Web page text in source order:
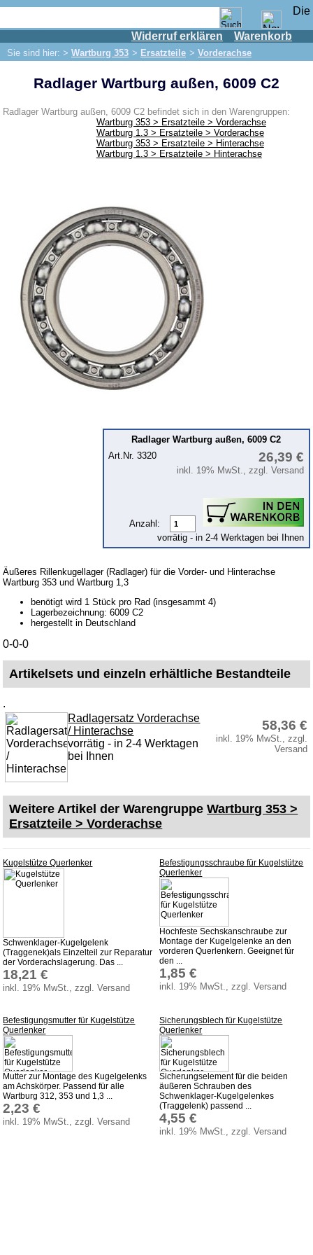
Widerruf erklären Warenkorb
Sie sind hier: > Wartburg 353 > Ersatzteile > Vorderachse
IFA Motor
IFA-Fahrzeuge
Trabant 1.1
Wartburg 353
Bremsen
Elektrik
Beleuchtung
Kühlsystem
Kupplung
Zündung
Vorderachse
Glasscheiben & Gummiprofile
Zubehör
Tuningteile
Barkas B 1000
Kugelgelenke, Zubehör
Skoda
Anhänger
Sonderanfertigungen
Glühlampen
KFZ-Leitungen & Zubehör
Werkstattbedarf
Vergaserdüsen
Pflegeprodukte
Wälzlager
Service
Datenschutz
Batterierücknahme
Downloads
Versandkosten
Webtipps
Impressum
Produktindex
Radlager Wartburg außen, 6009 C2
Radlager Wartburg außen, 6009 C2 befindet sich in den Warengruppen:
Wartburg 353 > Ersatzteile > Vorderachse
Wartburg 1.3 > Ersatzteile > Vorderachse
Wartburg 353 > Ersatzteile > Hinterachse
Wartburg 1.3 > Ersatzteile > Hinterachse
Radlager Wartburg außen, 6009 C2
Art.Nr. 3320
26,39 €
inkl. 19% MwSt., zzgl. Versand
Anzahl:
vorrätig - in 2-4 Werktagen bei Ihnen
Äußeres Rillenkugellager (Radlager) für die Vorder- und Hinterachse
Wartburg 353 und Wartburg 1,3
benötigt wird 1 Stück pro Rad (insgesammt 4)
Lagerbezeichnung: 6009 C2
hergestellt in Deutschland
0-0-0
Artikelsets und einzeln erhältliche Bestandteile
.
Radlagersatz Vorderachse
/ Hinterachse
vorrätig - in 2-4 Werktagen
bei Ihnen
58,36 €
inkl. 19% MwSt., zzgl.
Versand
Weitere Artikel der WarengruppeWartburg 353 >
Ersatzteile > Vorderachse
Kugelstütze Querlenker
Schwenklager-Kugelgelenk
(Traggenek)als Einzelteil zur Reparatur
der Vorderachslagerung. Das ...
18,21 €
inkl. 19% MwSt., zzgl. Versand
Befestigungsschraube für Kugelstütze
Querlenker
Hochfeste Sechskanschraube zur
Montage der Kugelgelenke an den
vorderen Querlenkern. Geeignet für
den ...
1,85 €
inkl. 19% MwSt., zzgl. Versand
Befestigungsmutter für Kugelstütze
Querlenker
Mutter zur Montage des Kugelgelenks
am Achskörper. Passend für alle
Wartburg 312, 353 und 1,3 ...
2,23 €
inkl. 19% MwSt., zzgl. Versand
Sicherungsblech für Kugelstütze
Querlenker
Sicherungselement für die beiden
äußeren Schrauben des
Schwenklager-Kugelgelenkes
(Traggelenk) passend ...
4,55 €
inkl. 19% MwSt., zzgl. Versand